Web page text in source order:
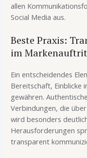
allen
Social Media aus.
Beste Praxis:
im
Ein entscheidendes
Bereitschaft, Einblicke
gewähren.
Verbindungen, die
wird besonders
Herausforderungen
transparent